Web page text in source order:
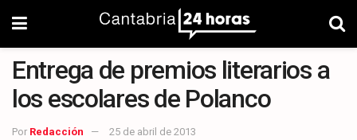
Entrega de premios literarios a
los escolares de Polanco
Por Redacción 25 de abril de 2013